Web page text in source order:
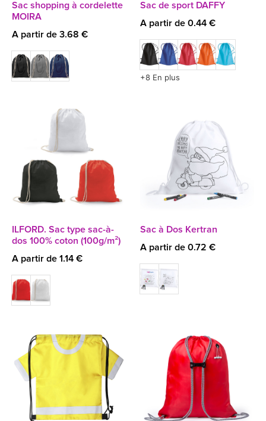
Sac shopping à cordelette
MOIRA
A partir de 3.68 €
Sac de sport DAFFY
A partir de 0.44 €
+8 En plus
ILFORD. Sac type sac-à-
dos 100% coton (100g/m²)
A partir de 1.14 €
Sac à Dos Kertran
A partir de 0.72 €